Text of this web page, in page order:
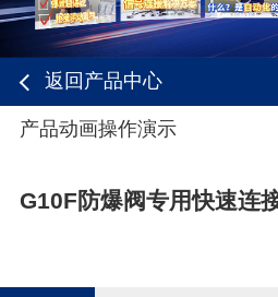
返回产品中心
产品动画操作演示
G10F防爆阀专用快速连